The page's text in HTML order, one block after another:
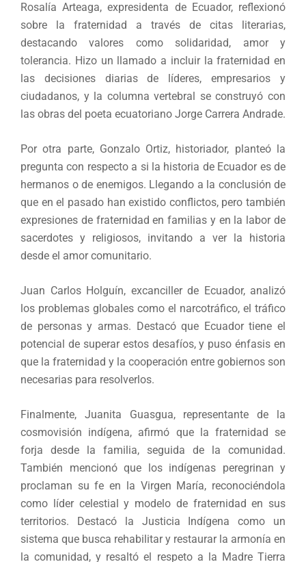
Rosalía Arteaga, expresidenta de Ecuador, reflexionó
sobre la fraternidad a través de citas literarias,
destacando valores como solidaridad, amor y
tolerancia. Hizo un llamado a incluir la fraternidad en
las decisiones diarias de líderes, empresarios y
ciudadanos, y la columna vertebral se construyó con
las obras del poeta ecuatoriano Jorge Carrera Andrade.
Por otra parte, Gonzalo Ortiz, historiador, planteó la
pregunta con respecto a si la historia de Ecuador es de
hermanos o de enemigos. Llegando a la conclusión de
que en el pasado han existido conflictos, pero también
expresiones de fraternidad en familias y en la labor de
sacerdotes y religiosos, invitando a ver la historia
desde el amor comunitario.
Juan Carlos Holguín, excanciller de Ecuador, analizó
los problemas globales como el narcotráfico, el tráfico
de personas y armas. Destacó que Ecuador tiene el
potencial de superar estos desafíos, y puso énfasis en
que la fraternidad y la cooperación entre gobiernos son
necesarias para resolverlos.
Finalmente, Juanita Guasgua, representante de la
cosmovisión indígena, afirmó que la fraternidad se
forja desde la familia, seguida de la comunidad.
También mencionó que los indígenas peregrinan y
proclaman su fe en la Virgen María, reconociéndola
como líder celestial y modelo de fraternidad en sus
territorios. Destacó la Justicia Indígena como un
sistema que busca rehabilitar y restaurar la armonía en
la comunidad, y resaltó el respeto a la Madre Tierra